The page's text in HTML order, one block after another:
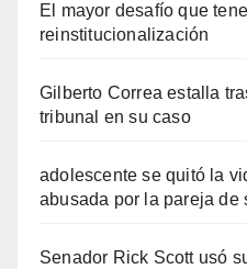
El mayor desafío que
reinstitucionalización
Gilberto Correa estalla
tribunal en su caso
adolescente se quitó la
abusada por la pareja de
Senador Rick Scott usó